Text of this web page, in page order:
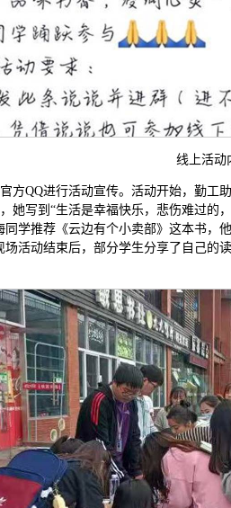
线上活动
方QQ进行活动宣传。活动开始，勤工
她写到“生活是幸福快乐，悲伤难过
学推荐《云边有个小卖部》这本书
活动结束后，部分学生分享了自己的